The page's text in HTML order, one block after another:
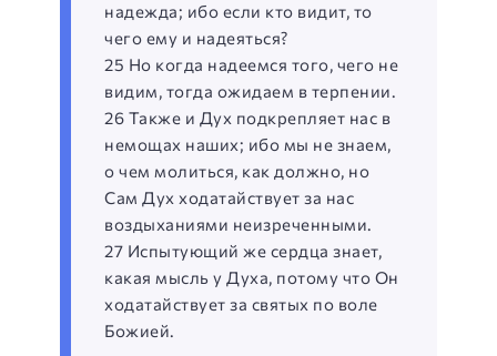
надежда; ибо если кто видит, то
чего ему и надеяться?
25 Но когда надеемся того, чего не
видим, тогда ожидаем в терпении.
26 Также и Дух подкрепляет нас в
немощах наших; ибо мы не знаем,
о чем молиться, как должно, но
Сам Дух ходатайствует за нас
воздыханиями неизреченными.
27 Испытующий же сердца знает,
какая мысль у Духа, потому что Он
ходатайствует за святых по воле
Божией.